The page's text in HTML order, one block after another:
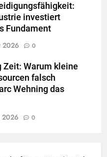
investiert
Fundament
2026 0
Zeit: Warum kleine
falsch
Wehning das
2026 0